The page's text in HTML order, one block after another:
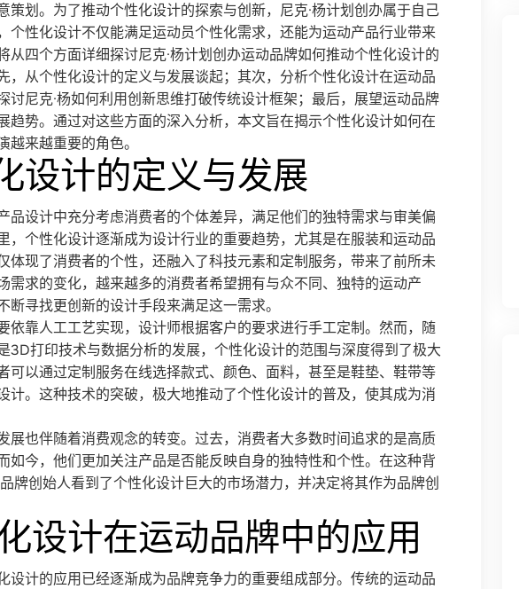
策划。为了推动个性化设计的探索与创新，尼克·杨计划创办属于自己
个性化设计不仅能满足运动员个性化需求，还能为运动产品行业带来
从四个方面详细探讨尼克·杨计划创办运动品牌如何推动个性化设计的
，从个性化设计的定义与发展谈起；其次，分析个性化设计在运动品
讨尼克·杨如何利用创新思维打破传统设计框架；最后，展望运动品牌
趋势。通过对这些方面的深入分析，本文旨在揭示个性化设计如何在
越来越重要的角色。
设计的定义与发展
品设计中充分考虑消费者的个体差异，满足他们的独特需求与审美偏
，个性化设计逐渐成为设计行业的重要趋势，尤其是在服装和运动品
体现了消费者的个性，还融入了科技元素和定制服务，带来了前所未
需求的变化，越来越多的消费者希望拥有与众不同、独特的运动产
断寻找更创新的设计手段来满足这一需求。
依靠人工工艺实现，设计师根据客户的要求进行手工定制。然而，随
3D打印技术与数据分析的发展，个性化设计的范围与深度得到了极大
可以通过定制服务在线选择款式、颜色、面料，甚至是鞋垫、鞋带等
计。这种技术的突破，极大地推动了个性化设计的普及，使其成为消
展也伴随着消费观念的转变。过去，消费者大多数时间追求的是高质
如今，他们更加关注产品是否能反映自身的独特性和个性。在这种背
牌创始人看到了个性化设计巨大的市场潜力，并决定将其作为品牌创
设计在运动品牌中的应用
设计的应用已经逐渐成为品牌竞争力的重要组成部分。传统的运动品